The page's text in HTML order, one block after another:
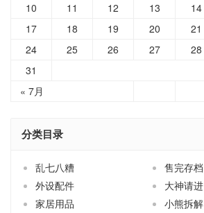
« 7月
10
11 12 13 14
17
18 19 20 21
24
25 26 27 28
31
分类目录
乱七八糟
售完存档
外设配件
大神请进
家居用品
小熊拆解